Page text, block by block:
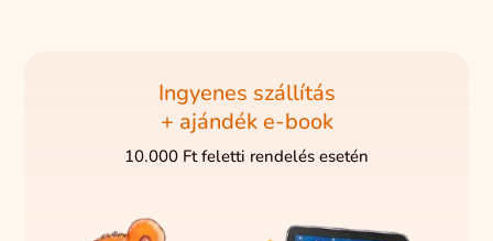
Ingyenes szállítás
+ ajándék e-book
10.000 Ft feletti rendelés esetén